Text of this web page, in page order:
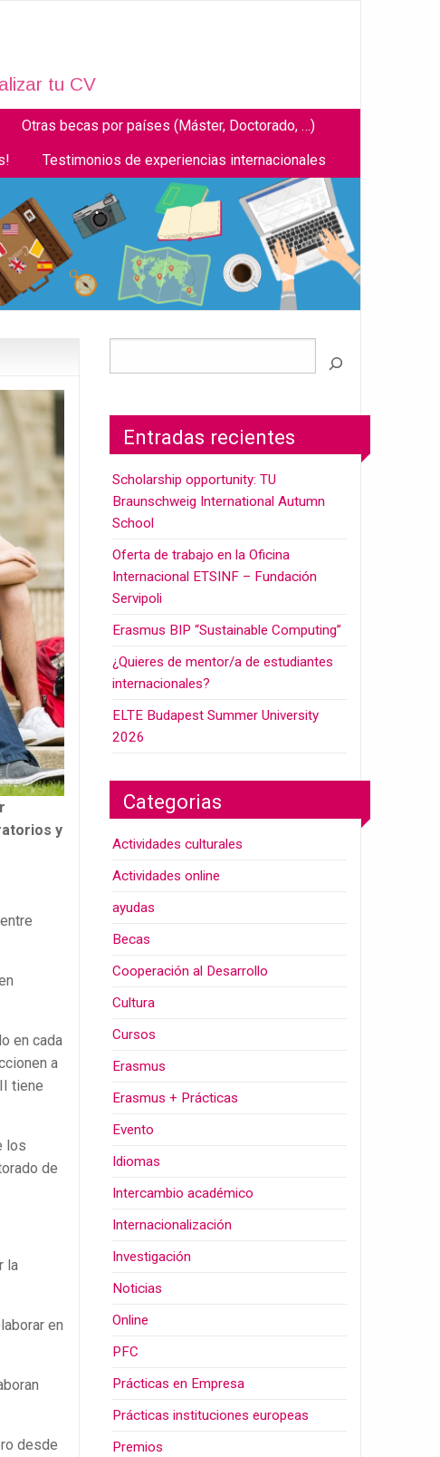
tu CV
Otras becas por países (Máster, Doctorado, …)
Testimonios de experiencias internacionales
y
en cada
a
tiene
los
de
la
en
desde
Entradas recientes
Scholarship opportunity: TU
Braunschweig International Autumn
School
Oferta de trabajo en la Oficina
Internacional ETSINF – Fundación
Servipoli
Erasmus BIP “Sustainable Computing”
¿Quieres de mentor/a de estudiantes
internacionales?
ELTE Budapest Summer University
2026
Categorias
Actividades culturales
Actividades online
ayudas
Becas
Cooperación al Desarrollo
Cultura
Cursos
Erasmus
Erasmus + Prácticas
Evento
Idiomas
Intercambio académico
Internacionalización
Investigación
Noticias
Online
PFC
Prácticas en Empresa
Prácticas instituciones europeas
Premios